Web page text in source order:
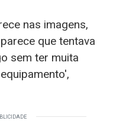
nas imagens,
que tentava
sem ter muita